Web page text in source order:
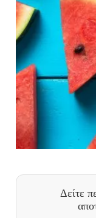
Δείτε